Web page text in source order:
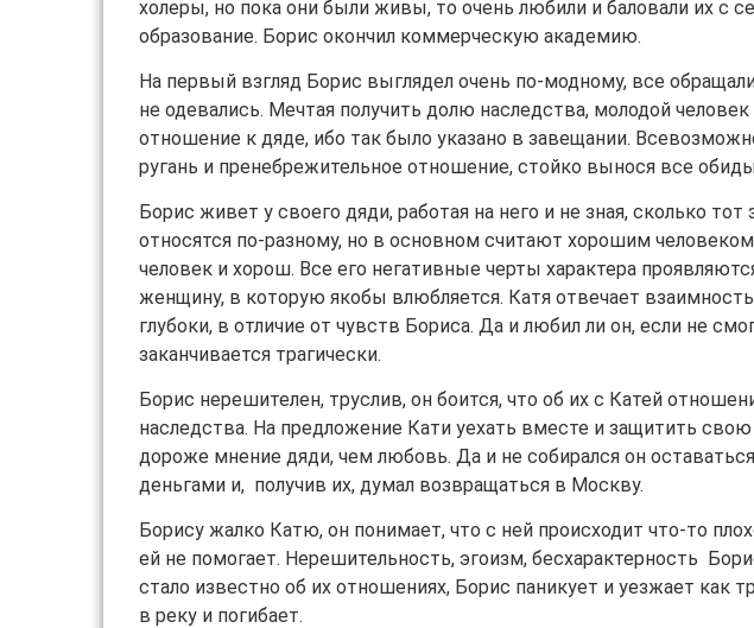
холеры, но пока они были живы, то очень любили и баловали их с
образование. Борис окончил коммерческую академию.
На первый взгляд Борис выглядел очень по-модному, все
не одевались. Мечтая получить долю наследства, молодой
отношение к дяде, ибо так было указано в завещании.
ругань и пренебрежительное отношение, стойко вынося все
Борис живет у своего дяди, работая на него и не зная, сколько
относятся по-разному, но в основном считают хорошим
человек и хорош. Все его негативные черты характера
женщину, в которую якобы влюбляется. Катя отвечает
глубоки, в отличие от чувств Бориса. Да и любил ли он, если не
заканчивается трагически.
Борис нерешителен, труслив, он боится, что об их с Катей
наследства. На предложение Кати уехать вместе и защитить
дороже мнение дяди, чем любовь. Да и не собирался он
деньгами и, получив их, думал возвращаться в Москву.
Борису жалко Катю, он понимает, что с ней происходит что-то
ей не помогает. Нерешительность, эгоизм, бесхарактерность
стало известно об их отношениях, Борис паникует и уезжает как
в реку и погибает.